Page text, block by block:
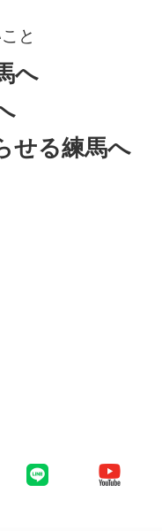
と
へ
せる練馬へ